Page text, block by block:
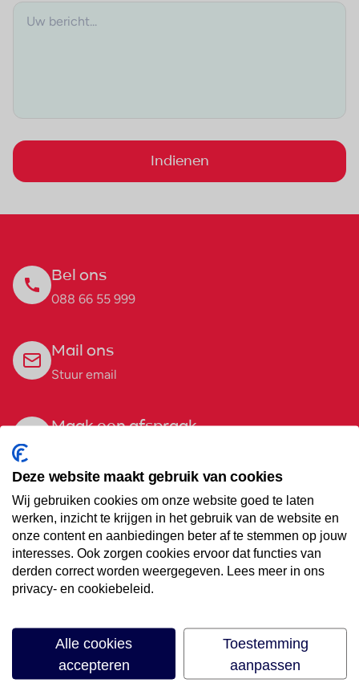
Indienen
Bel ons
088 66 55 999
Mail ons
Stuur email
Maak een afspraak
Offerte aanvragen
Vraag offerte aan
vakantie
Meld je aan voor onze nieuwsbrief
Deze website maakt gebruik van cookies
Wij gebruiken cookies om onze website goed te laten
werken, inzicht te krijgen in het gebruik van de website en
onze content en aanbiedingen beter af te stemmen op jouw
interesses. Ook zorgen cookies ervoor dat functies van
derden correct worden weergegeven. Lees meer in ons
privacy- en cookiebeleid.
Alle cookies
accepteren
Toestemming
aanpassen